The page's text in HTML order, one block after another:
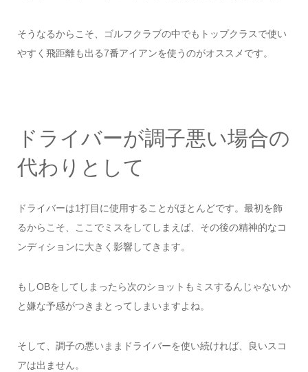
そうなるからこそ、ゴルフクラブの中でもトップクラスで使い
やすく飛距離も出る7番アイアンを使うのがオススメです。
ドライバーが調子悪い場合の
代わりとして
ドライバーは1打目に使用することがほとんどです。最初を飾
るからこそ、ここでミスをしてしまえば、その後の精神的なコ
ンディションに大きく影響してきます。
もしOBをしてしまったら次のショットもミスするんじゃないか
と嫌な予感がつきまとってしまいますよね。
そして、調子の悪いままドライバーを使い続ければ、良いスコ
アは出ません。